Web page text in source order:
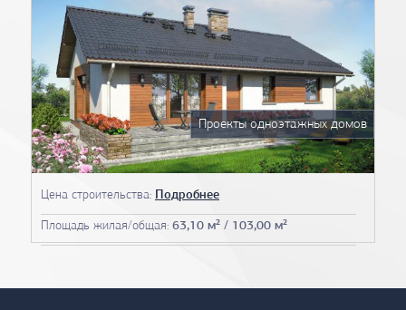
Цена строительства: Подробнее
Площадь жилая/общая: 63,10 м² / 103,00 м²
Проекты одноэтажных домов